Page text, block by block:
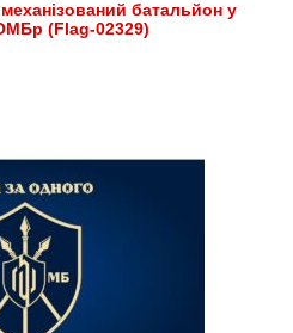
батальйон у
(Flag-02329)